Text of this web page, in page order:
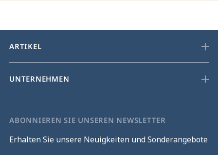
ARTIKEL
UNTERNEHMEN
ABONNIEREN SIE UNSEREN NEWSLETTER
Erhalten Sie unsere Neuigkeiten und Sonderangebote